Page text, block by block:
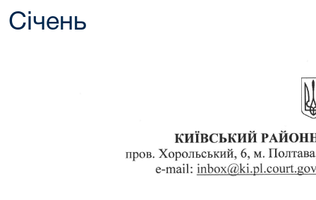
Січень